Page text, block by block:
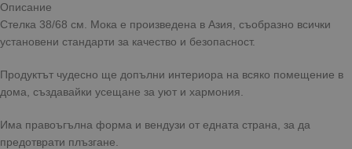
Описание
Стелка 38/68 см. Мока е произведена в Азия, съобразно всички
установени стандарти за качество и безопасност.
Продуктът чудесно ще допълни интериора на всяко помещение в
дома, създавайки усещане за уют и хармония.
Има правоъгълна форма и вендузи от едната страна, за да
предотврати плъзгане.